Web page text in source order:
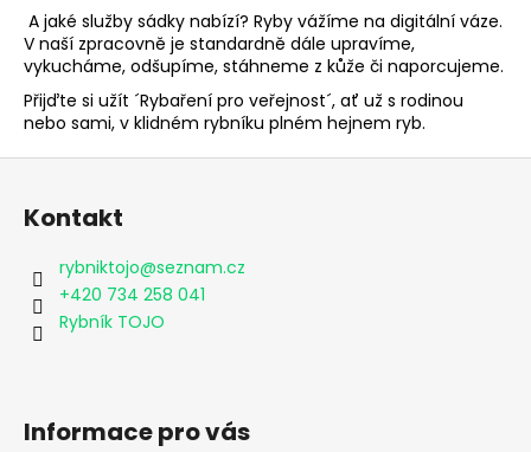
A jaké služby sádky nabízí? Ryby vážíme na digitální váze.
V naší zpracovně je standardně dále upravíme,
vykucháme, odšupíme, stáhneme z kůže či naporcujeme.
Přijďte si užít ´Rybaření pro veřejnost´, ať už s rodinou
nebo sami, v klidném rybníku plném hejnem ryb.
HLEDAT
p
r
u
č
m
Z
Kontakt
rybniktojo@seznam.cz
+420 734 258 041
Rybník TOJO
Informace pro vás